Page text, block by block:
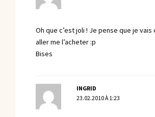
Oh que c’est joli ! Je pense que je
aller me l’acheter :p
Bises
INGRID
23.02.2010 À 1:23